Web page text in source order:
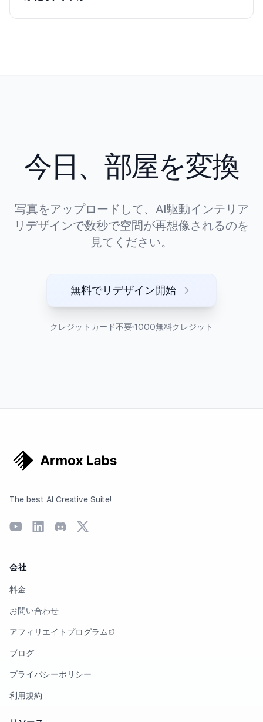
今日、部屋を変換
写真をアップロードして、AI駆動インテリア
リデザインで数秒で空間が再想像されるのを
見てください。
無料でリデザイン開始
クレジットカード不要 1000無料クレジット
The best AI Creative Suite!
会社
料金
お問い合わせ
アフィリエイトプログラム
ブログ
プライバシーポリシー
利用規約